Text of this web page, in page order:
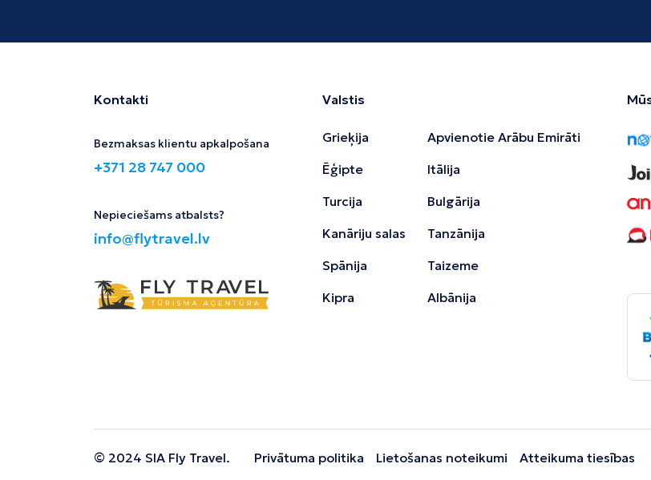
Kontakti
Bezmaksas klientu apkalpošana
+371 28 747 000
Nepieciešams atbalsts?
info@flytravel.lv
Valstis
Grieķija
Ēģipte
Turcija
Kanāriju salas
Spānija
Kipra
Apvienotie Arābu Emirāti
Itālija
Bulgārija
Tanzānija
Taizeme
Albānija
© 2024 SIA Fly Travel. Privātuma politika Lietošanas noteikumi Atteikuma tiesības